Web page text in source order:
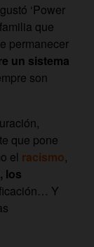
‘Power
que
permanecer
un sistema
son
que pone
el racismo,
los
Y